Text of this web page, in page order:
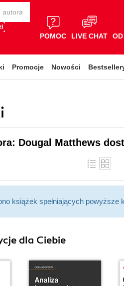
POMOC LIVE CHAT
Promocje Nowości
Dougal Matthews
książek spełniających powyższe
dla Ciebie